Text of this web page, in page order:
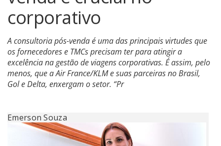
corporativo
A consultoria pós-venda é uma das principais virtudes que
os fornecedores e TMCs precisam ter para atingir a
excelência na gestão de viagens corporativas. É assim, pelo
menos, que a Air France/KLM e suas parceiras no Brasil,
Gol e Delta, enxergam o setor. “Pr
Emerson Souza